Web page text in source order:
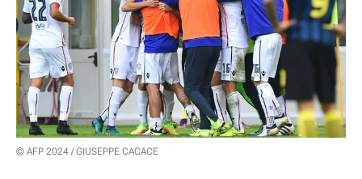
© AFP 2024 / GIUSEPPE CACACE